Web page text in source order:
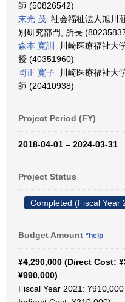
師 (50826542)
末光 茂 社会福祉法人旭川
別研究部門, 所長
森本 寛訓
川崎医療福祉大
授 (40351960)
岡正 寛子 川崎医療福祉大
師 (20410938)
Project Period (FY)
2018-04-01 – 2024-03-31
Project Status
Completed (Fiscal Year
Budget Amount *help
¥4,290,000 (Direct Cost:
¥990,000)
Fiscal Year 2021: